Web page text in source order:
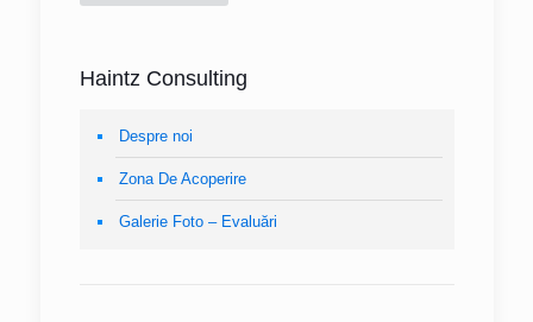
Haintz Consulting
Despre noi
Zona De Acoperire
Galerie Foto – Evaluări